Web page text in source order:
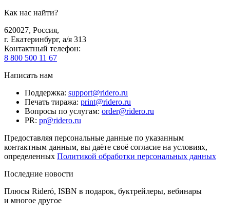
Как нас найти?
620027, Россия,
г. Екатеринбург, а/я 313
Контактный телефон:
8 800 500 11 67
Написать нам
Поддержка: support@ridero.ru
Печать тиража: print@ridero.ru
Вопросы по услугам: order@ridero.ru
PR: pr@ridero.ru
Предоставляя персональные данные по указанным
контактным данным, вы даёте своё согласие на условиях,
определенных Политикой обработки персональных данных
Последние новости
Плюсы Rideró, ISBN в подарок, буктрейлеры, вебинары
и многое другое